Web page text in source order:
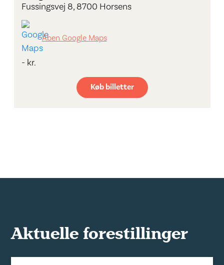
Fussingsvej 8, 8700 Horsens
Åben Google Maps
- kr.
Køb billetter
Aktuelle forestillinger